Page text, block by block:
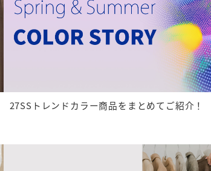
27SSトレンドカラー商品をまとめてご紹介！